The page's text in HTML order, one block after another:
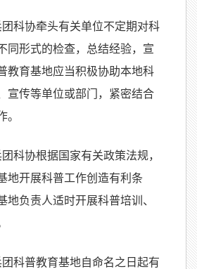
科协牵头有关单位不定期对科
同形式的检查，总结经验，宣
教育基地应当积极协助本地科
宣传等单位或部门，紧密结合
。
科协根据国家有关政策法规，
地开展科普工作创造有利条
地负责人适时开展科普培训、
科普教育基地自命名之日起有